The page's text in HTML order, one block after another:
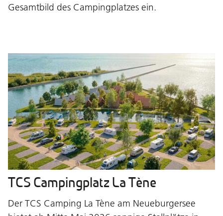
Gesamtbild des Campingplatzes ein.
TCS Campingplatz La Tène
Der TCS Camping La Tène am Neueburgersee